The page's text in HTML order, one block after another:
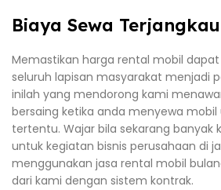
Biaya Sewa Terjangkau
Memastikan harga rental mobil
seluruh lapisan masyarakat menjadi
inilah yang mendorong kami
bersaing ketika anda menyewa mobil
tertentu. Wajar bila sekarang banyak
untuk kegiatan bisnis perusahaan di
menggunakan jasa rental mobil
dari kami dengan sistem kontrak.